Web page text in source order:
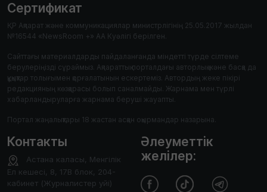
Сертификат
ҚР Ақпарат және коммуникациялар министрлігінің 25.05.2017 жылдан
№16544 «NewsRoom +» АА Куәлігі берілген.
Сайттағы материалдарды пайдаланғанда міндетті түрде сілтеме
берулеріңізді сұраймыз. Ақпараттық порталдағы авторлық және басқа да
құқықтар толығымен қорғалатынын ескертеміз. Автордың жеке пікірі
редакцияның көзқарасы болып саналмайды. Жарнама мен түрлі
хабарландыруларға жарнама беруші жауапты.
Портал жаңалықтары 18 жастан асқан оқырмандар назарына.
Контакты
Астана каласы, Менгілік
Ел кешесі, 8, 17В блок, 204-
кабинет (Журналистер уйі)
Әлеуметтік
желілер: